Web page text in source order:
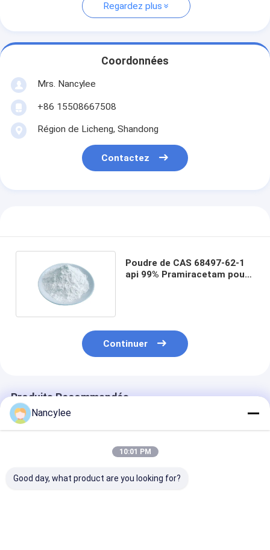
Regardez plus
Coordonnées
Mrs. Nancylee
+86 15508667508
Région de Licheng, Shandong
Contactez
Poudre de CAS 68497-62-1
api 99% Pramiracetam pour
Continuer
Produits Recommandés
Nancylee
10:01 PM
Good day, what product are you looking for?